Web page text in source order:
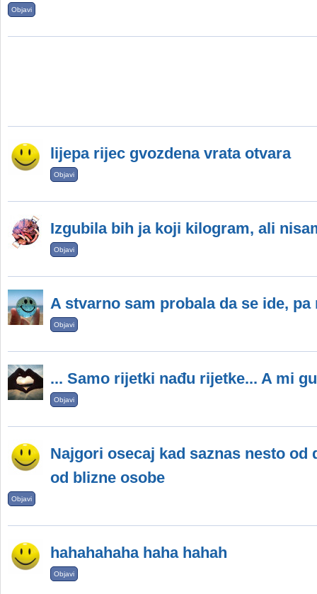
Objavi
lijepa rijec gvozdena vrata otvara
Objavi
Izgubila bih ja koji kilogram, ali
Objavi
A stvarno sam probala da se ide, pa
Objavi
... Samo rijetki nađu rijetke... A mi
Objavi
Najgori osecaj kad saznas nesto
od blizne osobe
Objavi
hahahahaha haha hahah
Objavi